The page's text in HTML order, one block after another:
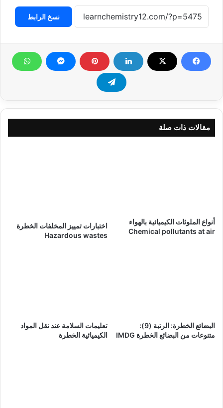
نسخ الرابط
مقالات ذات صلة
أنواع الملوثات الكيميائية بالهواء
Chemical pollutants at air
اختبارات تمييز المخلفات الخطرة
Hazardous wastes
البضائع الخطرة: الرتبة (9):
متنوعات من البضائع الخطرة IMDG
تعليمات السلامة عند نقل المواد
الكيميائية الخطرة